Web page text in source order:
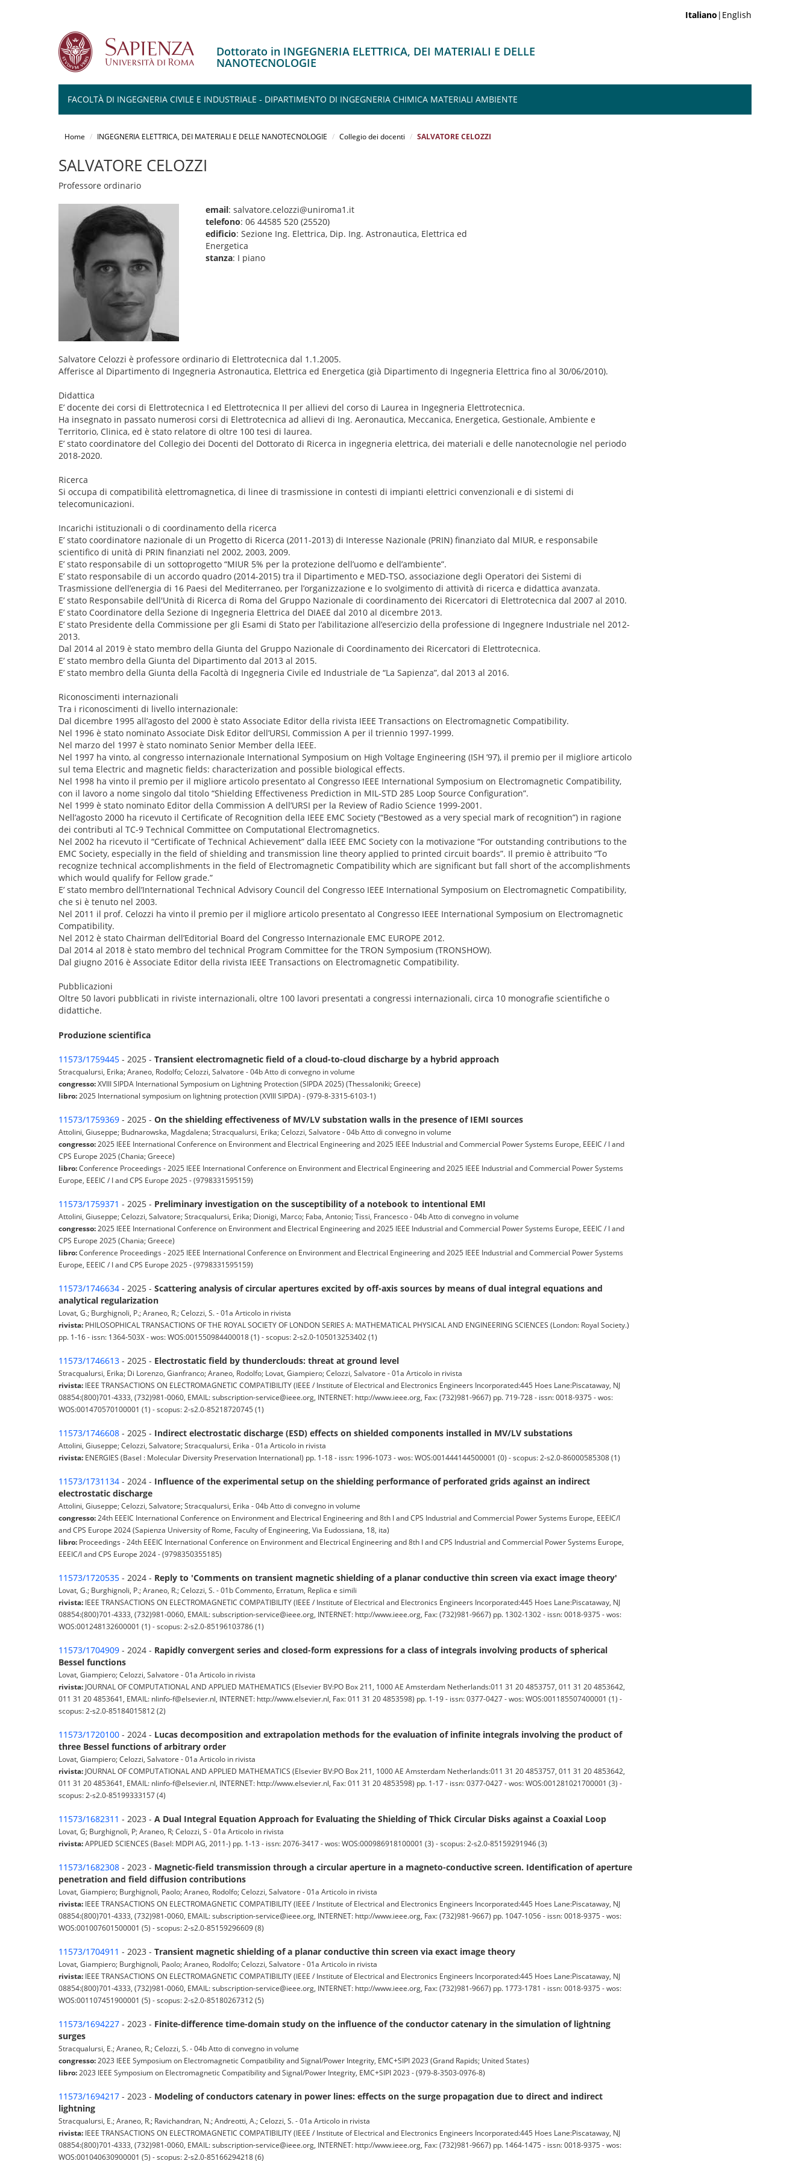
Italiano |English
Dottorato in INGEGNERIA ELETTRICA, DEI MATERIALI E DELLE
NANOTECNOLOGIE
FACOLTÀ DI INGEGNERIA CIVILE E INDUSTRIALE - DIPARTIMENTO DI INGEGNERIA CHIMICA MATERIALI AMBIENTE
Home INGEGNERIA ELETTRICA, DEI MATERIALI E DELLE NANOTECNOLOGIE Collegio dei docenti SALVATORE CELOZZI
SALVATORE CELOZZI
Professore ordinario
email: salvatore.celozzi@uniroma1.it
telefono: 06 44585 520 (25520)
edificio: Sezione Ing. Elettrica, Dip. Ing. Astronautica, Elettrica ed
Energetica
stanza: I piano
Salvatore Celozzi è professore ordinario di Elettrotecnica dal 1.1.2005.
Afferisce al Dipartimento di Ingegneria Astronautica, Elettrica ed Energetica (già Dipartimento di Ingegneria Elettrica fino al 30/06/2010).
Didattica
E’ docente dei corsi di Elettrotecnica I ed Elettrotecnica II per allievi del corso di Laurea in Ingegneria Elettrotecnica.
Ha insegnato in passato numerosi corsi di Elettrotecnica ad allievi di Ing. Aeronautica, Meccanica, Energetica, Gestionale, Ambiente e
Territorio, Clinica, ed è stato relatore di oltre 100 tesi di laurea.
E’ stato coordinatore del Collegio dei Docenti del Dottorato di Ricerca in ingegneria elettrica, dei materiali e delle nanotecnologie nel periodo
2018-2020.
Ricerca
Si occupa di compatibilità elettromagnetica, di linee di trasmissione in contesti di impianti elettrici convenzionali e di sistemi di
telecomunicazioni.
Incarichi istituzionali o di coordinamento della ricerca
E’ stato coordinatore nazionale di un Progetto di Ricerca (2011-2013) di Interesse Nazionale (PRIN) finanziato dal MIUR, e responsabile
scientifico di unità di PRIN finanziati nel 2002, 2003, 2009.
E’ stato responsabile di un sottoprogetto “MIUR 5% per la protezione dell’uomo e dell’ambiente”.
E’ stato responsabile di un accordo quadro (2014-2015) tra il Dipartimento e MED-TSO, associazione degli Operatori dei Sistemi di
Trasmissione dell’energia di 16 Paesi del Mediterraneo, per l’organizzazione e lo svolgimento di attività di ricerca e didattica avanzata.
E’ stato Responsabile dell'Unità di Ricerca di Roma del Gruppo Nazionale di coordinamento dei Ricercatori di Elettrotecnica dal 2007 al 2010.
E’ stato Coordinatore della Sezione di Ingegneria Elettrica del DIAEE dal 2010 al dicembre 2013.
E’ stato Presidente della Commissione per gli Esami di Stato per l’abilitazione all’esercizio della professione di Ingegnere Industriale nel 2012-
2013.
Dal 2014 al 2019 è stato membro della Giunta del Gruppo Nazionale di Coordinamento dei Ricercatori di Elettrotecnica.
E’ stato membro della Giunta del Dipartimento dal 2013 al 2015.
E’ stato membro della Giunta della Facoltà di Ingegneria Civile ed Industriale de “La Sapienza”, dal 2013 al 2016.
Riconoscimenti internazionali
Tra i riconoscimenti di livello internazionale:
Dal dicembre 1995 all’agosto del 2000 è stato Associate Editor della rivista IEEE Transactions on Electromagnetic Compatibility.
Nel 1996 è stato nominato Associate Disk Editor dell’URSI, Commission A per il triennio 1997-1999.
Nel marzo del 1997 è stato nominato Senior Member della IEEE.
Nel 1997 ha vinto, al congresso internazionale International Symposium on High Voltage Engineering (ISH ’97), il premio per il migliore articolo
sul tema Electric and magnetic fields: characterization and possible biological effects.
Nel 1998 ha vinto il premio per il migliore articolo presentato al Congresso IEEE International Symposium on Electromagnetic Compatibility,
con il lavoro a nome singolo dal titolo “Shielding Effectiveness Prediction in MIL-STD 285 Loop Source Configuration”.
Nel 1999 è stato nominato Editor della Commission A dell’URSI per la Review of Radio Science 1999-2001.
Nell’agosto 2000 ha ricevuto il Certificate of Recognition della IEEE EMC Society (“Bestowed as a very special mark of recognition”) in ragione
dei contributi al TC-9 Technical Committee on Computational Electromagnetics.
Nel 2002 ha ricevuto il “Certificate of Technical Achievement” dalla IEEE EMC Society con la motivazione “For outstanding contributions to the
EMC Society, especially in the field of shielding and transmission line theory applied to printed circuit boards”. Il premio è attribuito “To
recognize technical accomplishments in the field of Electromagnetic Compatibility which are significant but fall short of the accomplishments
which would qualify for Fellow grade.”
E’ stato membro dell’International Technical Advisory Council del Congresso IEEE International Symposium on Electromagnetic Compatibility,
che si è tenuto nel 2003.
Nel 2011 il prof. Celozzi ha vinto il premio per il migliore articolo presentato al Congresso IEEE International Symposium on Electromagnetic
Compatibility.
Nel 2012 è stato Chairman dell’Editorial Board del Congresso Internazionale EMC EUROPE 2012.
Dal 2014 al 2018 è stato membro del technical Program Committee for the TRON Symposium (TRONSHOW).
Dal giugno 2016 è Associate Editor della rivista IEEE Transactions on Electromagnetic Compatibility.
Pubblicazioni
Oltre 50 lavori pubblicati in riviste internazionali, oltre 100 lavori presentati a congressi internazionali, circa 10 monografie scientifiche o
didattiche.
Produzione scientifica
11573/1759445 - 2025 - Transient electromagnetic field of a cloud-to-cloud discharge by a hybrid approach
Stracqualursi, Erika; Araneo, Rodolfo; Celozzi, Salvatore - 04b Atto di convegno in volume
congresso:XVIII SIPDA International Symposium on Lightning Protection (SIPDA 2025) (Thessaloniki; Greece)
libro: 2025 International symposium on lightning protection (XVIII SIPDA) - (979-8-3315-6103-1)
11573/1759369 - 2025 - On the shielding effectiveness of MV/LV substation walls in the presence of IEMI sources
Attolini, Giuseppe; Budnarowska, Magdalena; Stracqualursi, Erika; Celozzi, Salvatore - 04b Atto di convegno in volume
congresso: 2025 IEEE International Conference on Environment and Electrical Engineering and 2025 IEEE Industrial and Commercial Power Systems Europe, EEEIC / I and
CPS Europe 2025 (Chania; Greece)
libro:Conference Proceedings - 2025 IEEE International Conference on Environment and Electrical Engineering and 2025 IEEE Industrial and Commercial Power Systems
Europe, EEEIC / I and CPS Europe 2025 - (9798331595159)
11573/1759371 - 2025 - Preliminary investigation on the susceptibility of a notebook to intentional EMI
Attolini, Giuseppe; Celozzi, Salvatore; Stracqualursi, Erika; Dionigi, Marco; Faba, Antonio; Tissi, Francesco - 04b Atto di convegno in volume
congresso: 2025 IEEE International Conference on Environment and Electrical Engineering and 2025 IEEE Industrial and Commercial Power Systems Europe, EEEIC / I and
CPS Europe 2025 (Chania; Greece)
libro:Conference Proceedings - 2025 IEEE International Conference on Environment and Electrical Engineering and 2025 IEEE Industrial and Commercial Power Systems
Europe, EEEIC / I and CPS Europe 2025 - (9798331595159)
11573/1746634 - 2025 - Scattering analysis of circular apertures excited by off-axis sources by means of dual integral equations and
analytical regularization
Lovat, G.; Burghignoli, P.; Araneo, R.; Celozzi, S. - 01a Articolo in rivista
rivista: PHILOSOPHICAL TRANSACTIONS OF THE ROYAL SOCIETY OF LONDON SERIES A: MATHEMATICAL PHYSICAL AND ENGINEERING SCIENCES (London: Royal Society.)
pp. 1-16 - issn: 1364-503X - wos: WOS:001550984400018 (1) - scopus: 2-s2.0-105013253402 (1)
11573/1746613 - 2025 - Electrostatic field by thunderclouds: threat at ground level
Stracqualursi, Erika; Di Lorenzo, Gianfranco; Araneo, Rodolfo; Lovat, Giampiero; Celozzi, Salvatore - 01a Articolo in rivista
rivista: IEEE TRANSACTIONS ON ELECTROMAGNETIC COMPATIBILITY (IEEE / Institute of Electrical and Electronics Engineers Incorporated:445 Hoes Lane:Piscataway, NJ
08854:(800)701-4333, (732)981-0060, EMAIL: subscription-service@ieee.org, INTERNET: http://www.ieee.org, Fax: (732)981-9667) pp. 719-728 - issn: 0018-9375 - wos:
WOS:001470570100001 (1) - scopus: 2-s2.0-85218720745 (1)
11573/1746608 - 2025 - Indirect electrostatic discharge (ESD) effects on shielded components installed in MV/LV substations
Attolini, Giuseppe; Celozzi, Salvatore; Stracqualursi, Erika - 01a Articolo in rivista
rivista: ENERGIES (Basel : Molecular Diversity Preservation International) pp. 1-18 - issn: 1996-1073 - wos: WOS:001444144500001 (0) - scopus: 2-s2.0-86000585308 (1)
11573/1731134 - 2024 - Influence of the experimental setup on the shielding performance of perforated grids against an indirect
electrostatic discharge
Attolini, Giuseppe; Celozzi, Salvatore; Stracqualursi, Erika - 04b Atto di convegno in volume
congresso: 24th EEEIC International Conference on Environment and Electrical Engineering and 8th I and CPS Industrial and Commercial Power Systems Europe, EEEIC/I
and CPS Europe 2024 (Sapienza University of Rome, Faculty of Engineering, Via Eudossiana, 18, ita)
libro: Proceedings - 24th EEEIC International Conference on Environment and Electrical Engineering and 8th I and CPS Industrial and Commercial Power Systems Europe,
EEEIC/I and CPS Europe 2024 - (9798350355185)
11573/1720535 - 2024 - Reply to 'Comments on transient magnetic shielding of a planar conductive thin screen via exact image theory'
Lovat, G.; Burghignoli, P.; Araneo, R.; Celozzi, S. - 01b Commento, Erratum, Replica e simili
rivista: IEEE TRANSACTIONS ON ELECTROMAGNETIC COMPATIBILITY (IEEE / Institute of Electrical and Electronics Engineers Incorporated:445 Hoes Lane:Piscataway, NJ
08854:(800)701-4333, (732)981-0060, EMAIL: subscription-service@ieee.org, INTERNET: http://www.ieee.org, Fax: (732)981-9667) pp. 1302-1302 - issn: 0018-9375 - wos:
WOS:001248132600001 (1) - scopus: 2-s2.0-85196103786 (1)
11573/1704909 - 2024 - Rapidly convergent series and closed-form expressions for a class of integrals involving products of spherical
Bessel functions
Lovat, Giampiero; Celozzi, Salvatore - 01a Articolo in rivista
rivista: JOURNAL OF COMPUTATIONAL AND APPLIED MATHEMATICS (Elsevier BV:PO Box 211, 1000 AE Amsterdam Netherlands:011 31 20 4853757, 011 31 20 4853642,
011 31 20 4853641, EMAIL: nlinfo-f@elsevier.nl, INTERNET: http://www.elsevier.nl, Fax: 011 31 20 4853598) pp. 1-19 - issn: 0377-0427 - wos: WOS:001185507400001 (1) -
scopus: 2-s2.0-85184015812 (2)
11573/1720100 - 2024 - Lucas decomposition and extrapolation methods for the evaluation of infinite integrals involving the product of
three Bessel functions of arbitrary order
Lovat, Giampiero; Celozzi, Salvatore - 01a Articolo in rivista
rivista: JOURNAL OF COMPUTATIONAL AND APPLIED MATHEMATICS (Elsevier BV:PO Box 211, 1000 AE Amsterdam Netherlands:011 31 20 4853757, 011 31 20 4853642,
011 31 20 4853641, EMAIL: nlinfo-f@elsevier.nl, INTERNET: http://www.elsevier.nl, Fax: 011 31 20 4853598) pp. 1-17 - issn: 0377-0427 - wos: WOS:001281021700001 (3) -
scopus: 2-s2.0-85199333157 (4)
11573/1682311 - 2023 - A Dual Integral Equation Approach for Evaluating the Shielding of Thick Circular Disks against a Coaxial Loop
Lovat, G; Burghignoli, P; Araneo, R; Celozzi, S - 01a Articolo in rivista
rivista:APPLIED SCIENCES (Basel: MDPI AG, 2011-) pp. 1-13 - issn: 2076-3417 - wos: WOS:000986918100001 (3) - scopus: 2-s2.0-85159291946 (3)
11573/1682308 - 2023 - Magnetic-field transmission through a circular aperture in a magneto-conductive screen. Identification of aperture
penetration and field diffusion contributions
Lovat, Giampiero; Burghignoli, Paolo; Araneo, Rodolfo; Celozzi, Salvatore - 01a Articolo in rivista
rivista: IEEE TRANSACTIONS ON ELECTROMAGNETIC COMPATIBILITY (IEEE / Institute of Electrical and Electronics Engineers Incorporated:445 Hoes Lane:Piscataway, NJ
08854:(800)701-4333, (732)981-0060, EMAIL: subscription-service@ieee.org, INTERNET: http://www.ieee.org, Fax: (732)981-9667) pp. 1047-1056 - issn: 0018-9375 - wos:
WOS:001007601500001 (5) - scopus: 2-s2.0-85159296609 (8)
11573/1704911 - 2023 - Transient magnetic shielding of a planar conductive thin screen via exact image theory
Lovat, Giampiero; Burghignoli, Paolo; Araneo, Rodolfo; Celozzi, Salvatore - 01a Articolo in rivista
rivista: IEEE TRANSACTIONS ON ELECTROMAGNETIC COMPATIBILITY (IEEE / Institute of Electrical and Electronics Engineers Incorporated:445 Hoes Lane:Piscataway, NJ
08854:(800)701-4333, (732)981-0060, EMAIL: subscription-service@ieee.org, INTERNET: http://www.ieee.org, Fax: (732)981-9667) pp. 1773-1781 - issn: 0018-9375 - wos:
WOS:001107451900001 (5) - scopus: 2-s2.0-85180267312 (5)
11573/1694227 - 2023 - Finite-difference time-domain study on the influence of the conductor catenary in the simulation of lightning
surges
Stracqualursi, E.; Araneo, R.; Celozzi, S. - 04b Atto di convegno in volume
congresso: 2023 IEEE Symposium on Electromagnetic Compatibility and Signal/Power Integrity, EMC+SIPI 2023 (Grand Rapids; United States)
libro: 2023 IEEE Symposium on Electromagnetic Compatibility and Signal/Power Integrity, EMC+SIPI 2023 - (979-8-3503-0976-8)
11573/1694217 - 2023 - Modeling of conductors catenary in power lines: effects on the surge propagation due to direct and indirect
lightning
Stracqualursi, E.; Araneo, R.; Ravichandran, N.; Andreotti, A.; Celozzi, S. - 01a Articolo in rivista
rivista: IEEE TRANSACTIONS ON ELECTROMAGNETIC COMPATIBILITY (IEEE / Institute of Electrical and Electronics Engineers Incorporated:445 Hoes Lane:Piscataway, NJ
08854:(800)701-4333, (732)981-0060, EMAIL: subscription-service@ieee.org, INTERNET: http://www.ieee.org, Fax: (732)981-9667) pp. 1464-1475 - issn: 0018-9375 - wos:
WOS:001040630900001 (5) - scopus: 2-s2.0-85166294218 (6)